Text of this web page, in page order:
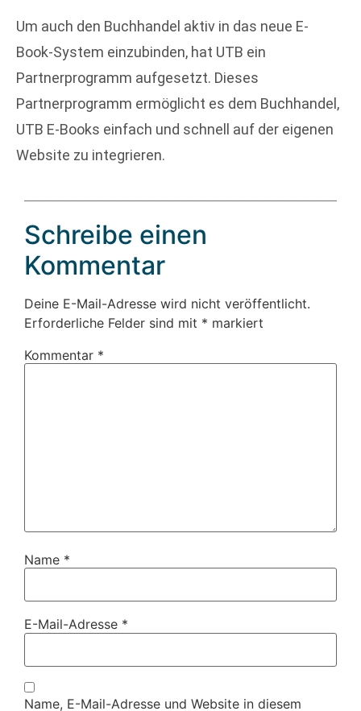
Um auch den Buchhandel aktiv in das neue E-
Book-System einzubinden, hat UTB ein
Partnerprogramm aufgesetzt. Dieses
Partnerprogramm ermöglicht es dem Buchhandel,
UTB E-Books einfach und schnell auf der eigenen
Website zu integrieren.
Schreibe einen
Kommentar
Deine E-Mail-Adresse wird nicht veröffentlicht.
Erforderliche Felder sind mit * markiert
Kommentar *
Name *
E-Mail-Adresse *
Name, E-Mail-Adresse und Website in diesem